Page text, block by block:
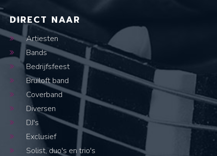
DIRECT NAAR
Artiesten
Bands
Bedrijfsfeest
Bruiloft band
Coverband
Diversen
DJ's
Exclusief
Solist, duo's en trio's